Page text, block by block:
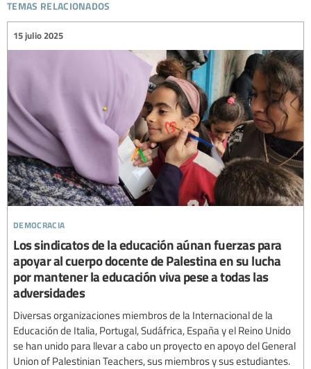
democracia
15 julio 2025
Los sindicatos de la educación aúnan fuerzas para
apoyar al cuerpo docente de Palestina en su lucha
por mantener la educación viva pese a todas las
adversidades
Diversas organizaciones miembros de la Internacional de la
Educación de Italia, Portugal, Sudáfrica, España y el Reino Unido
se han unido para llevar a cabo un proyecto en apoyo del General
Union of Palestinian Teachers, sus miembros y sus estudiantes.